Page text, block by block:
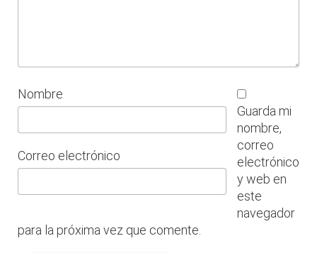
Nombre
Correo electrónico
Guarda mi
nombre,
correo
electrónico
y web en
este
navegador
para la próxima vez que comente.